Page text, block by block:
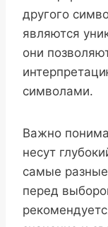
другого
являются
они
символами.
Важно
несут
самые
перед